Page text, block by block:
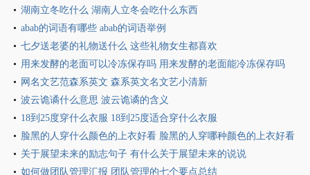
湖南立冬吃什么 湖南人立冬会吃什么东西
abab的词语有哪些 abab的词语举例
七夕送老婆的礼物送什么 这些礼物女生都喜欢
用来发酵的老面可以冷冻保存吗 用来发酵的老面能冷冻保存吗
网名文艺范森系英文 森系英文名文艺小清新
波云诡谲什么意思 波云诡谲的含义
18到25度穿什么衣服 18到25度适合穿什么衣服
脸黑的人穿什么颜色的上衣好看 脸黑的人穿哪种颜色的上衣好看
关于展望未来的励志句子 有什么关于展望未来的说说
如何做团队管理汇报 团队管理的七个要点总结